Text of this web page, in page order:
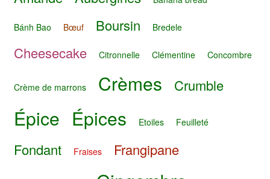
Bánh Bao Bœuf Boursin Bredele
Cheesecake Citronnelle Clémentine Concombre
Crème de marrons Crèmes Crumble
Épice Épices Etoiles Feuilleté
Fondant Fraises Frangipane